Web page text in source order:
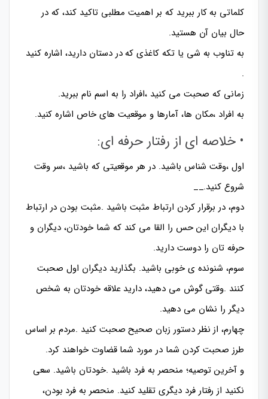
کلماتی به کار ببرید که بر اهمیت مطلبی تاکید کند، که در
حال بیان آن هستید.
به تناوب به شی یا تکه کاغذی که در دستان دارید، اشاره کنید
.
زمانی که صحبت می کنید ،افراد را به اسم نام ببرید.
به افراد ،مکان ها، آمارها و موقعیت های خاص اشاره کنید.
• خلاصه ای از رفتار حرفه ای:
اول ،وقت شناس باشید. در هر موقعیتی که باشید ،سر وقت
شروع کنید.__
دوم، در برقرار کردن ارتباط مثبت باشید .مثبت بودن در ارتباط
با دیگران این حس را القا می کند که شما خودتان، دیگران و
حرفه تان را دوست دارید.
سوم، شنونده ی خوبی باشید. بگذارید دیگران اول صحبت
کنند .وقتی گوش می دهید، دارید علاقه خودتان به شخص
دیگر را نشان می دهید.
چهارم، از نظر دستور زبان صحیح صحبت کنید .مردم بر اساس
طرز صحبت کردن شما در مورد شما قضاوت خواهند کرد.
و آخرین توصیه؛ منحصر به فرد باشید .خودتان باشید. سعی
نکنید از رفتار فرد دیگری تقلید کنید. منحصر به فرد بودن،